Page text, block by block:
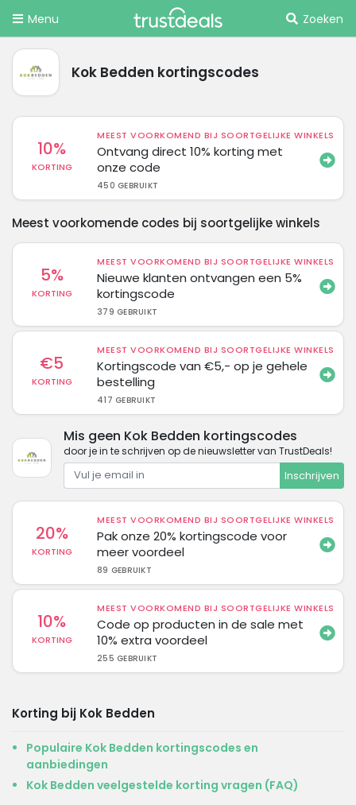
Menu Zoeken
Kok Bedden kortingscodes
10%
KORTING
MEEST VOORKOMEND BIJ SOORTGELIJKE WINKELS
Ontvang direct 10% korting met
onze code
450 GEBRUIKT
Meest voorkomende codes bij soortgelijke winkels
5%
KORTING
MEEST VOORKOMEND BIJ SOORTGELIJKE WINKELS
Nieuwe klanten ontvangen een 5%
kortingscode
379 GEBRUIKT
€5
KORTING
MEEST VOORKOMEND BIJ SOORTGELIJKE WINKELS
Kortingscode van €5,- op je gehele
bestelling
417 GEBRUIKT
Mis geen Kok Bedden kortingscodes
door je in te schrijven op de nieuwsletter van TrustDeals!
Inschrijven
20%
KORTING
MEEST VOORKOMEND BIJ SOORTGELIJKE WINKELS
Pak onze 20% kortingscode voor
meer voordeel
89 GEBRUIKT
10%
KORTING
MEEST VOORKOMEND BIJ SOORTGELIJKE WINKELS
Code op producten in de sale met
10% extra voordeel
255 GEBRUIKT
Korting bij Kok Bedden
Populaire Kok Bedden kortingscodes en
aanbiedingen
Kok Bedden veelgestelde korting vragen (FAQ)